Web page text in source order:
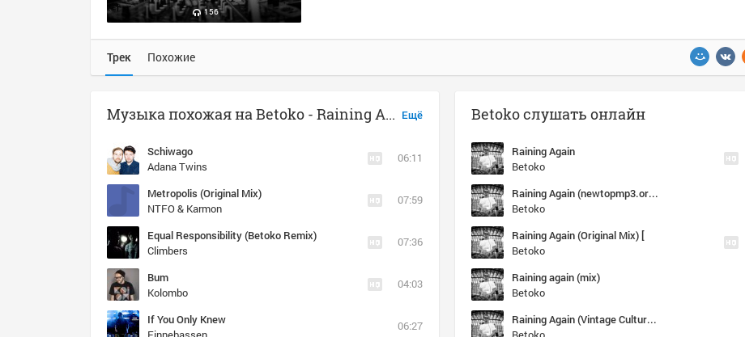
156
Трек Похожие
Ещё
Музыка похожая на Betoko - Raining Again (newtopmp3.org) (1)
Schiwago
Adana Twins
06:11
Metropolis (Original Mix)
NTFO & Karmon
07:59
Equal Responsibility (Betoko Remix)
Climbers
07:36
Bum
Kolombo
04:03
If You Only Knew
06:27
Betoko слушать онлайн
Raining Again
Betoko
Raining Again (newtopmp3.org) (1)
Betoko
Raining Again (Original Mix) [
Betoko
Raining again (mix)
Betoko
Raining Again (Vintage Culture & Dashdot Remix)